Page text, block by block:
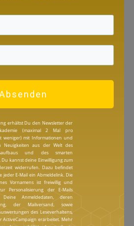
erhältst Du den Newsletter der
(maximal 2 Mal pro
weniger) mit Informationen und
Neuigkeiten aus der Welt des
und des smarten
Du kannst deine Einwilligung zum
widerrufen. Dazu befindet
jeder E-Mail ein Abmeldelink. Die
Vornamens ist freiwillig und
Personalisierung der E-Mails
Deine Anmeldedaten, deren
der Mailversand, sowie
des Leseverhaltens,
ActiveCampaign erarbeitet. Mehr